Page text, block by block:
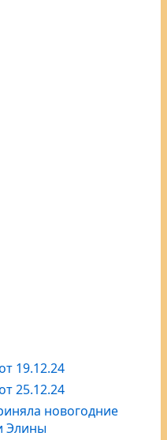
19.12.24
25.12.24
новогодние
Элины